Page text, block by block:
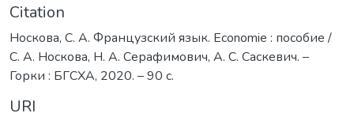
Citation
Носкова, С. А. Французский язык. Economie : пособие /
С. А. Носкова, Н. А. Серафимович, А. С. Саскевич. –
Горки : БГСХА, 2020. – 90 с.
URI